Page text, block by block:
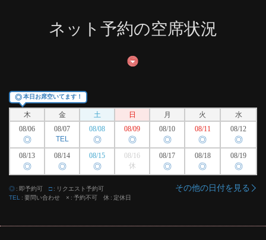
ネット予約の空席状況
◎本日お席空いてます！
木 金 土 日 月 火
水
08/06
◎
08/07
TEL
08/08
◎
08/09
◎
08/10
◎
08/11
◎
08/12
◎
08/13
◎
08/14
◎
08/15
◎
08/16
休
08/17
◎
08/18
◎
08/19
◎
◎ 即予約可 □
リクエスト予約可
TEL
要問い合わせ × 予約不可 休 定休日
その他の日付を見る